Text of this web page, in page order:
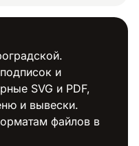
и
SVG и PDF,
и вывески.
файлов в